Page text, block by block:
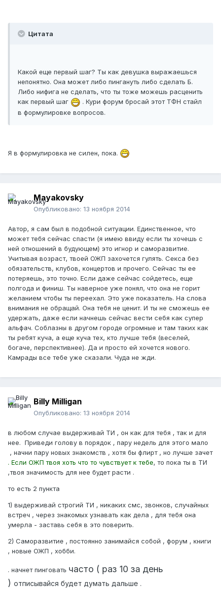
Цитата
Какой еще первый шаг? Ты как девушка выражаешься
непонятно. Она может либо пингануть либо сделать Б.
Либо нифига не сделать, что ты тоже можешь расценить
как первый шаг
. Кури форум бросай этот ТФН стайл
в формулировке вопросов.
Я в формулировка не силен, пока.
Mayakovsky
Опубликовано: 13 ноября 2014
Автор, я сам был в подобной ситуации. Единственное, что
может тебя сейчас спасти (я имею ввиду если ты хочешь с
ней отношений в будующем) это игнор и саморазвитие.
Учитывая возраст, твоей ОЖП захочется гулять. Секса без
обязательств, клубов, концертов и прочего. Сейчас ты ее
потеряешь, это точно. Если даже сейчас сойдетесь, еще
полгода и финиш. Ты наверное уже понял, что она не горит
желанием чтобы ты переехал. Это уже показатель. На слова
внимания не обращай. Она тебя не ценит. И ты не сможешь ее
удержать, даже если начнешь сейчас вести себя как супер
альфач. Соблазны в другом городе огромные и там таких как
ты ребят куча, а еще куча тех, кто лучше тебя (веселей,
богаче, перспективнее). Да и просто ей хочется нового.
Камрады все тебе уже сказали. Чуда не жди.
Billy Milligan
Опубликовано: 13 ноября 2014
в любом случае выдерживай ТИ , он как для тебя , так и для
нее. Приведи голову в порядок , пару недель для этого мало
, начни пару новых знакомств , хотя бы флирт , но лучше зачет
. Если ОЖП твоя хоть что то чувствует к тебе, то пока ты в ТИ
,твоя значимость для нее будет расти .
то есть 2 пункта
1) выдерживай строгий ТИ , никаких смс, звонков, случайных
встреч , через знакомых узнавать как дела , для тебя она
умерла - заставь себя в это поверить.
2) Саморазвитие , постоянно занимайся собой , форум , книги
, новые ОЖП , хобби.
. начнет пинговать часто ( раз 10 за день
) отписывайся будет думать дальше .